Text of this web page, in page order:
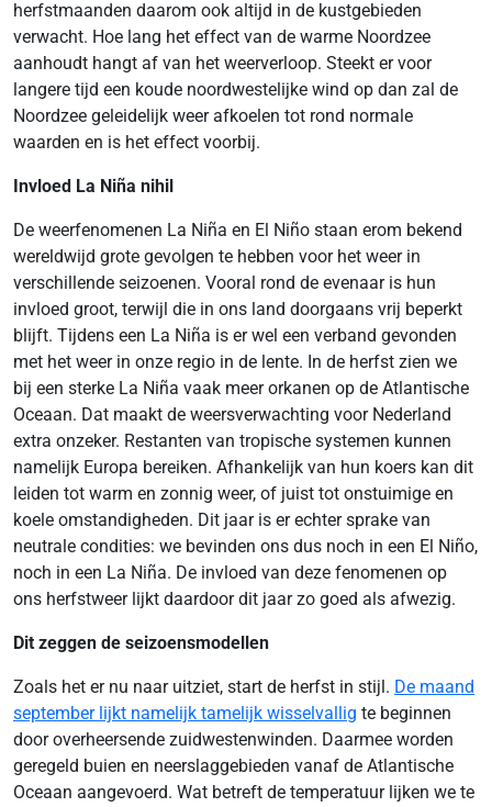
herfstmaanden daarom ook altijd in de kustgebieden
verwacht. Hoe lang het effect van de warme Noordzee
aanhoudt hangt af van het weerverloop. Steekt er voor
langere tijd een koude noordwestelijke wind op dan zal de
Noordzee geleidelijk weer afkoelen tot rond normale
waarden en is het effect voorbij.
Invloed La Niña nihil
De weerfenomenen La Niña en El Niño staan erom bekend
wereldwijd grote gevolgen te hebben voor het weer in
verschillende seizoenen. Vooral rond de evenaar is hun
invloed groot, terwijl die in ons land doorgaans vrij beperkt
blijft. Tijdens een La Niña is er wel een verband gevonden
met het weer in onze regio in de lente. In de herfst zien we
bij een sterke La Niña vaak meer orkanen op de Atlantische
Oceaan. Dat maakt de weersverwachting voor Nederland
extra onzeker. Restanten van tropische systemen kunnen
namelijk Europa bereiken. Afhankelijk van hun koers kan dit
leiden tot warm en zonnig weer, of juist tot onstuimige en
koele omstandigheden. Dit jaar is er echter sprake van
neutrale condities: we bevinden ons dus noch in een El Niño,
noch in een La Niña. De invloed van deze fenomenen op
ons herfstweer lijkt daardoor dit jaar zo goed als afwezig.
Dit zeggen de seizoensmodellen
Zoals het er nu naar uitziet, start de herfst in stijl. De maand
september lijkt namelijk tamelijk wisselvallig te beginnen
door overheersende zuidwestenwinden. Daarmee worden
geregeld buien en neerslaggebieden vanaf de Atlantische
Oceaan aangevoerd. Wat betreft de temperatuur lijken we te